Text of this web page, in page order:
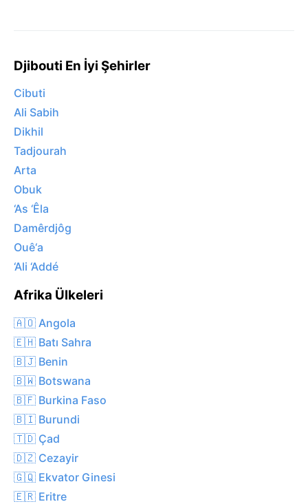
Djibouti En İyi Şehirler
Cibuti
Ali Sabih
Dikhil
Tadjourah
Arta
Obuk
‘As ‘Êla
Damêrdjôg
Ouê‘a
‘Ali ‘Addé
Afrika Ülkeleri
🇦🇴 Angola
🇪🇭 Batı Sahra
🇧🇯 Benin
🇧🇼 Botswana
🇧🇫 Burkina Faso
🇧🇮 Burundi
🇹🇩 Çad
🇩🇿 Cezayir
🇬🇶 Ekvator Ginesi
🇪🇷 Eritre